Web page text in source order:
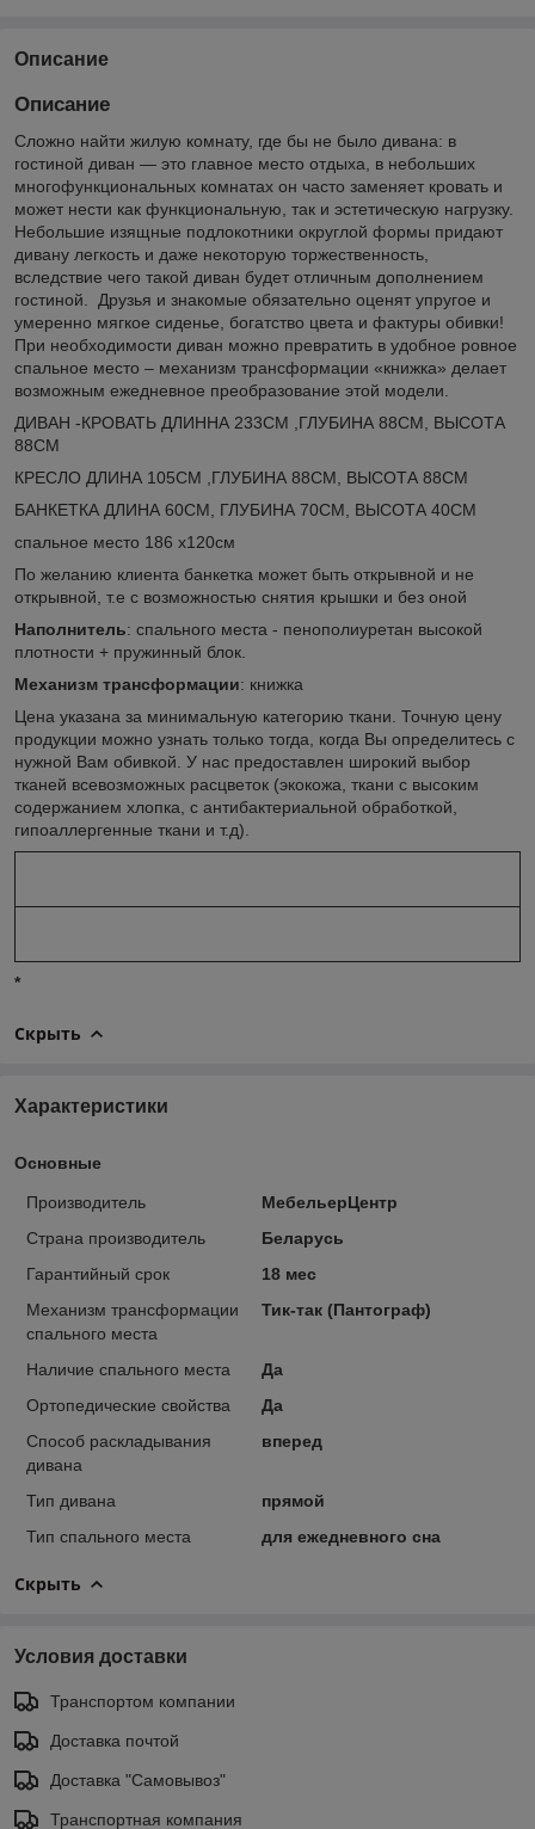
Описание
Описание
Сложно найти жилую комнату, где бы не было дивана: в
гостиной диван — это главное место отдыха, в небольших
многофункциональных комнатах он часто заменяет кровать и
может нести как функциональную, так и эстетическую нагрузку.
Небольшие изящные подлокотники округлой формы придают
дивану легкость и даже некоторую торжественность,
вследствие чего такой диван будет отличным дополнением
гостиной. Друзья и знакомые обязательно оценят упругое и
умеренно мягкое сиденье, богатство цвета и фактуры обивки!
При необходимости диван можно превратить в удобное ровное
спальное место – механизм трансформации «книжка» делает
возможным ежедневное преобразование этой модели.
ДИВАН -КРОВАТЬ ДЛИННА 233СМ ,ГЛУБИНА 88СМ, ВЫСОТА
88СМ
КРЕСЛО ДЛИНА 105СМ ,ГЛУБИНА 88СМ, ВЫСОТА 88СМ
БАНКЕТКА ДЛИНА 60СМ, ГЛУБИНА 70СМ, ВЫСОТА 40СМ
спальное место 186 х120см
По желанию клиента банкетка может быть открывной и не
открывной, т.е с возможностью снятия крышки и без оной
Наполнитель: спального места - пенополиуретан высокой
плотности + пружинный блок.
Механизм трансформации: книжка
Цена указана за минимальную категорию ткани. Точную цену
продукции можно узнать только тогда, когда Вы определитесь с
нужной Вам обивкой. У нас предоставлен широкий выбор
тканей всевозможных расцветок (экокожа, ткани с высоким
содержанием хлопка, с антибактериальной обработкой,
гипоаллергенные ткани и т.д).
*
Скрыть
Характеристики
Основные
Производитель
МебельерЦентр
Страна производитель
Беларусь
Гарантийный срок
18 мес
Механизм трансформации
спального места
Тик-так (Пантограф)
Наличие спального места
Да
Ортопедические свойства
Да
Способ раскладывания
дивана
вперед
Тип дивана
прямой
Тип спального места
для ежедневного сна
Скрыть
Условия доставки
Транспортом компании
Доставка почтой
Доставка "Самовывоз"
Транспортная компания